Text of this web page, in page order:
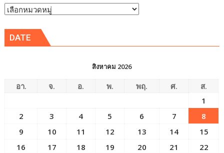
หัวข้อ
DATE
สิงหาคม 2026
อา. จ. อ. พ. พฤ. ศ.
ส.
1
2
3 4 5 6 7
8
9
10 11 12 13 14
15
16
17 18 19 20 21
22